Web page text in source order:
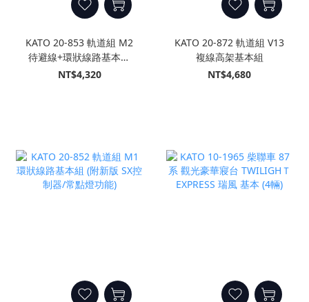
KATO 20-853 軌道組 M2
待避線+環狀線路基本組
(附新版SX控制器/常點燈功
NT$4,320
KATO 20-872 軌道組 V13
複線高架基本組
NT$4,680